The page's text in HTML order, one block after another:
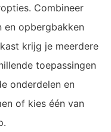
Combineer
en opbergbakken
krijg je meerdere
toepassingen
onderdelen en
of kies één van